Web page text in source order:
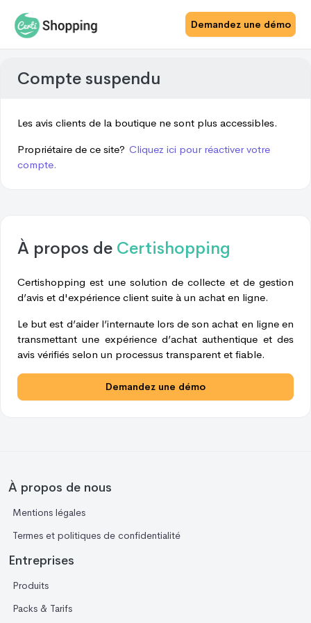
Demandez une démo
Compte suspendu
Les avis clients de la boutique ne sont plus accessibles.
Propriétaire de ce site? Cliquez ici pour réactiver votre
compte.
À propos de Certishopping
Certishopping est une solution de collecte et de gestion
d’avis et d'expérience client suite à un achat en ligne.
Le but est d’aider l’internaute lors de son achat en ligne en
transmettant une expérience d’achat authentique et des
avis vérifiés selon un processus transparent et fiable.
Demandez une démo
À propos de nous
Mentions légales
Termes et politiques de confidentialité
Entreprises
Produits
Packs & Tarifs